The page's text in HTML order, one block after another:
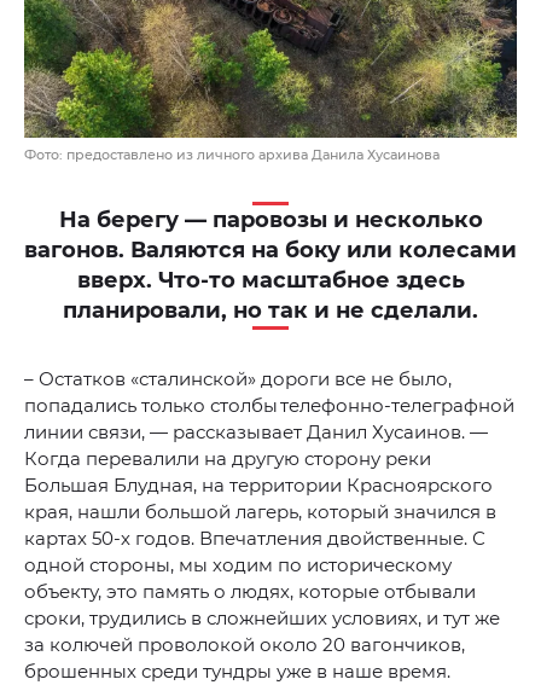
Фото: предоставлено из личного архива Данила Хусаинова
На берегу — паровозы и несколько
вагонов. Валяются на боку или колесами
вверх. Что-то масштабное здесь
планировали, но так и не сделали.
– Остатков «сталинской» дороги все не было,
попадались только столбы телефонно-телеграфной
линии связи, — рассказывает Данил Хусаинов. —
Когда перевалили на другую сторону реки
Большая Блудная, на территории Красноярского
края, нашли большой лагерь, который значился в
картах 50-х годов. Впечатления двойственные. С
одной стороны, мы ходим по историческому
объекту, это память о людях, которые отбывали
сроки, трудились в сложнейших условиях, и тут же
за колючей проволокой около 20 вагончиков,
брошенных среди тундры уже в наше время.